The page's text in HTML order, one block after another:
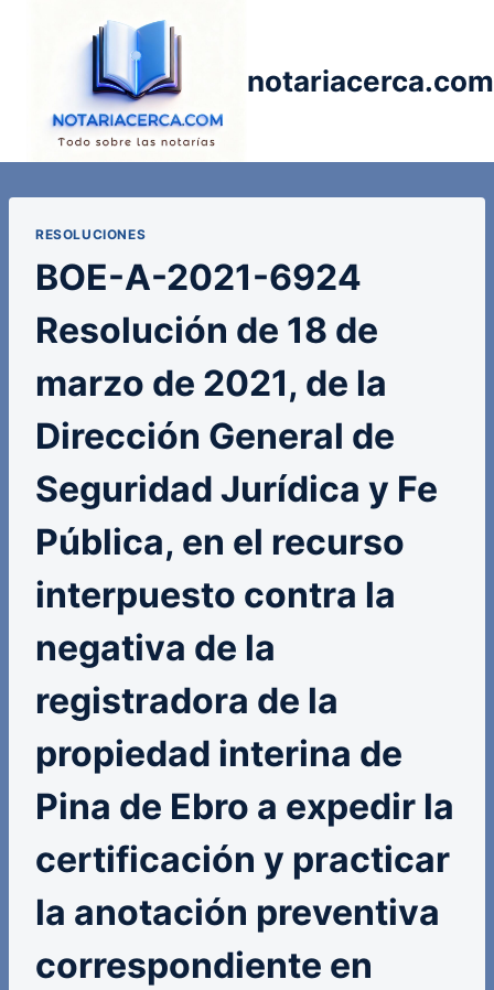
notariacerca.com
RESOLUCIONES
BOE-A-2021-6924
Resolución de 18 de
marzo de 2021, de la
Dirección General de
Seguridad Jurídica y Fe
Pública, en el recurso
interpuesto contra la
negativa de la
registradora de la
propiedad interina de
Pina de Ebro a expedir la
certificación y practicar
la anotación preventiva
correspondiente en